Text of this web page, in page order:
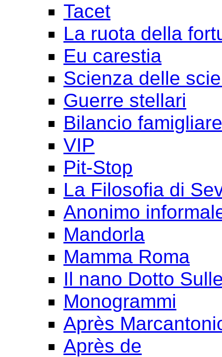
Tacet
La ruota della
Eu carestia
Scienza delle
Guerre stellari
Bilancio famigliare
VIP
Pit-Stop
La Filosofia di
Anonimo
Mandorla
Mamma Roma
Il nano Dotto
Monogrammi
Après
Après de